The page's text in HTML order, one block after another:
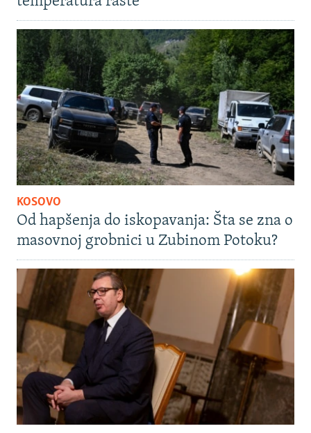
KOSOVO
Od hapšenja do iskopavanja: Šta se zna o
masovnoj grobnici u Zubinom Potoku?